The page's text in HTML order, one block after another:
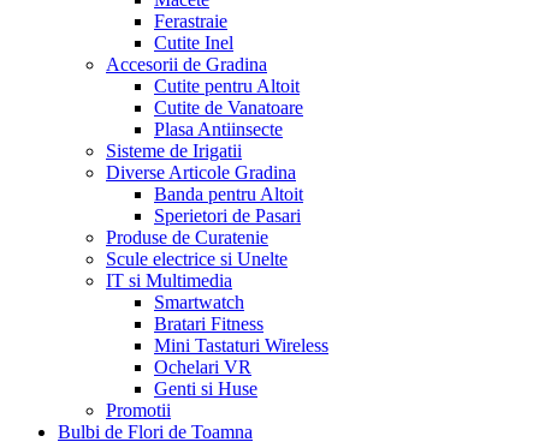
Ferastraie
Cutite Inel
Accesorii de Gradina
Cutite pentru Altoit
Cutite de Vanatoare
Plasa Antiinsecte
Sisteme de Irigatii
Diverse Articole Gradina
Banda pentru Altoit
Sperietori de Pasari
Produse de Curatenie
Scule electrice si Unelte
IT si Multimedia
Smartwatch
Bratari Fitness
Mini Tastaturi Wireless
Ochelari VR
Genti si Huse
Promotii
Bulbi de Flori de Toamna